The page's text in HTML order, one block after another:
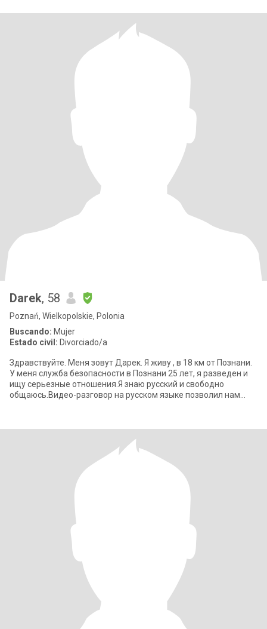
Darek, 58
Poznań, Wielkopolskie, Polonia
Buscando: Mujer
Estado civil: Divorciado/a
Здравствуйте. Меня зовут Дарек. Я живу , в 18 км от Познани.
У меня служба безопасности в Познани 25 лет, я разведен и
ищу серьезные отношения.Я знаю русский и свободно
общаюсь.Видео-разговор на русском языке позволил нам